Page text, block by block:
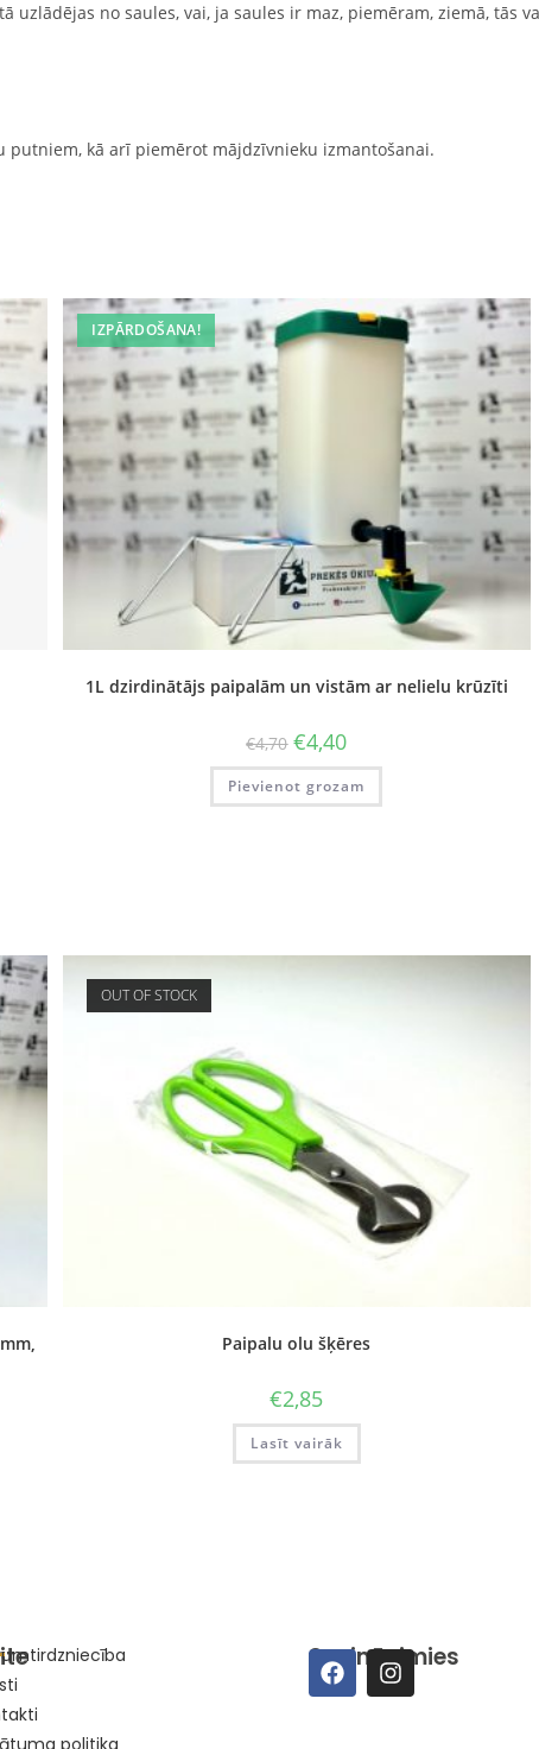
no saules, vai, ja saules ir maz, piemēram, ziemā, tās
putniem, kā arī piemērot mājdzīvnieku izmantošanai.
IZPĀRDOŠANA!
1L dzirdinātājs paipalām un vistām ar nelielu krūzīti
€4,70 €4,40
Pievienot grozam
OUT OF STOCK
Paipalu olu šķēres
€2,85
Lasīt vairāk
politika
Sazināsimies